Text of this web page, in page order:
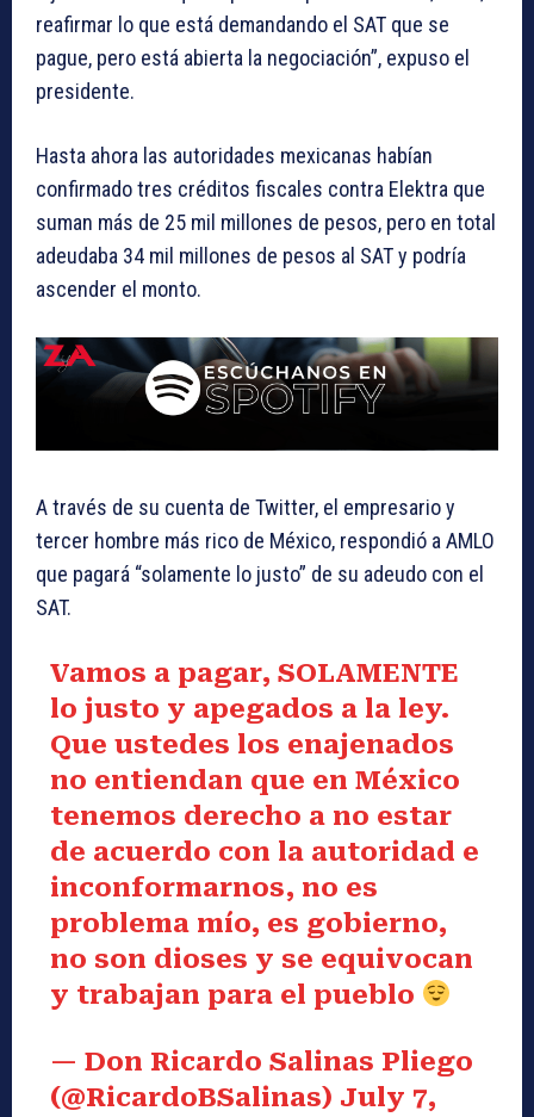
reafirmar lo que está demandando el SAT que se
pague, pero está abierta la negociación”, expuso el
presidente.
Hasta ahora las autoridades mexicanas habían
confirmado tres créditos fiscales contra Elektra que
suman más de 25 mil millones de pesos, pero en total
adeudaba 34 mil millones de pesos al SAT y podría
ascender el monto.
A través de su cuenta de Twitter, el empresario y
tercer hombre más rico de México, respondió a AMLO
que pagará “solamente lo justo” de su adeudo con el
SAT.
Vamos a pagar, SOLAMENTE
lo justo y apegados a la ley.
Que ustedes los enajenados
no entiendan que en México
tenemos derecho a no estar
de acuerdo con la autoridad e
inconformarnos, no es
problema mío, es gobierno,
no son dioses y se equivocan
y trabajan para el pueblo
— Don Ricardo Salinas Pliego
(@RicardoBSalinas) July 7,